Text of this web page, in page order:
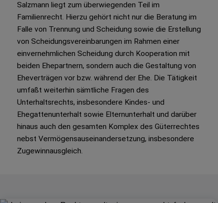
Salzmann liegt zum überwiegenden Teil im
Familienrecht. Hierzu gehört nicht nur die Beratung im
Falle von Trennung und Scheidung sowie die Erstellung
von Scheidungsvereinbarungen im Rahmen einer
einvernehmlichen Scheidung durch Kooperation mit
beiden Ehepartnern, sondern auch die Gestaltung von
Eheverträgen vor bzw. während der Ehe. Die Tätigkeit
umfaßt weiterhin sämtliche Fragen des
Unterhaltsrechts, insbesondere Kindes- und
Ehegattenunterhalt sowie Elternunterhalt und darüber
hinaus auch den gesamten Komplex des Güterrechtes
nebst Vermögensauseinandersetzung, insbesondere
Zugewinnausgleich.